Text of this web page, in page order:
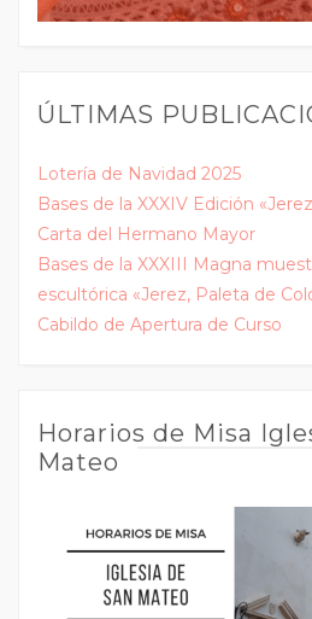
ÚLTIMAS
Lotería de Navidad 2025
Bases de la XXXIV Edición
Carta del Hermano Mayor
Bases de la XXXIII Magna
escultórica «Jerez, Paleta de
Cabildo de Apertura de Curso
Horarios de Misa
Mateo